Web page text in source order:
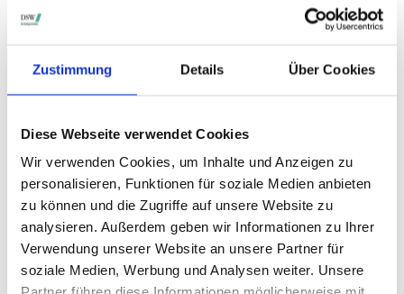
Zustimmung Details Über Cookies
Diese Webseite verwendet Cookies
Wir verwenden Cookies, um Inhalte und Anzeigen zu
personalisieren, Funktionen für soziale Medien anbieten
zu können und die Zugriffe auf unsere Website zu
analysieren. Außerdem geben wir Informationen zu Ihrer
Verwendung unserer Website an unsere Partner für
soziale Medien, Werbung und Analysen weiter. Unsere
vib-ag.de/.../#hauptversammlung
Die DSW vertritt Ihre Stimmrechte auf sämtlichen
wichtigen Hauptversammlungen in Deutschland.
VERGANGENE HAUPTVERSAMMLUNGSTERMINE